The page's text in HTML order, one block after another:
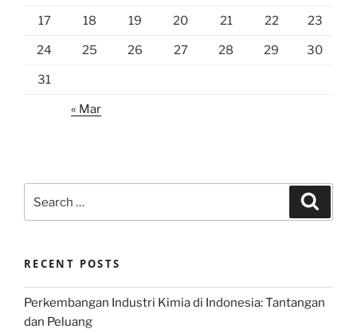
17 18 19 20 21 22 23
24 25 26 27 28 29 30
31
« Mar
for:
RECENT POSTS
Perkembangan Industri Kimia di Indonesia: Tantangan
dan Peluang